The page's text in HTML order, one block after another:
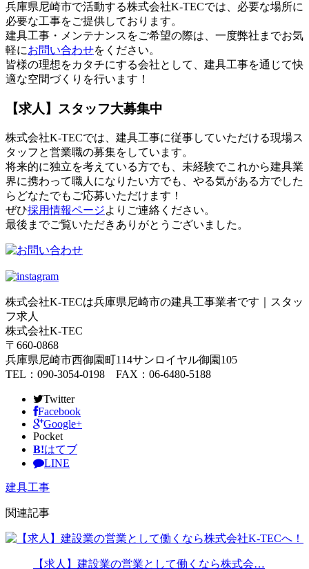
兵庫県尼崎市で活動する株式会社K-TECでは、必要な場所に
必要な工事をご提供しております。
建具工事・メンテナンスをご希望の際は、一度弊社までお気
軽にお問い合わせをください。
皆様の理想をカタチにする会社として、建具工事を通じて快
適な空間づくりを行います！
【求人】スタッフ大募集中
株式会社K-TECでは、建具工事に従事していただける現場ス
タッフと営業職の募集をしています。
将来的に独立を考えている方でも、未経験でこれから建具業
界に携わって職人になりたい方でも、やる気がある方でした
らどなたでもご応募いただけます！
ぜひ採用情報ページよりご連絡ください。
最後までご覧いただきありがとうございました。
株式会社K-TECは兵庫県尼崎市の建具工事業者です｜スタッ
フ求人
株式会社K-TEC
〒660-0868
兵庫県尼崎市西御園町114サンロイヤル御園105
TEL：090-3054-0198 FAX：06-6480-5188
Twitter
Facebook
Google+
Pocket
B!はてブ
LINE
建具工事
関連記事
【求人】建設業の営業として働くなら株式会…